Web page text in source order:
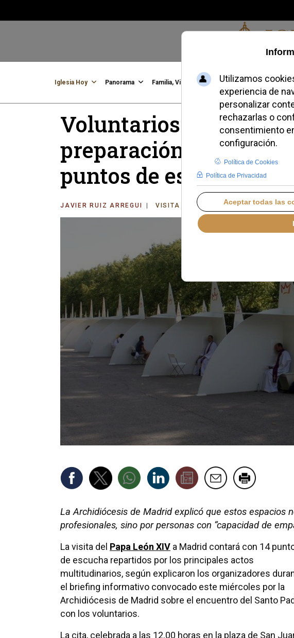
Iglesia Hoy Panorama Familia, Vida, Identidad Credofobiómetro
Voluntarios con
preparación específica:
puntos de escucha
JAVIER RUIZ ARREGUI VISITA DEL PAPA LEÓN XIV A
La Archidiócesis de Madrid explicó que estos espacios
profesionales, sino por personas con “capacidad de
La visita del Papa León XIV a Madrid contará con 14
de escucha repartidos por los principales actos
multitudinarios, según explicaron los organizadores
el briefing informativo convocado este miércoles por la
Archidiócesis de Madrid sobre el encuentro del Santo
con los voluntarios.
La cita, celebrada a las 12.00 horas en la plaza de San